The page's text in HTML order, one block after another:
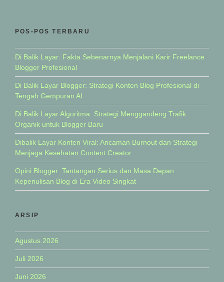
POS-POS TERBARU
Di Balik Layar: Fakta Sebenarnya Menjalani Karir Freelance
Blogger Profesional
Di Balik Layar Blogger: Strategi Konten Blog Profesional di
Tengah Gempuran AI
Di Balik Layar Algoritma: Strategi Menggandeng Trafik
Organik untuk Blogger Baru
Dibalik Layar Konten Viral: Ancaman Burnout dan Strategi
Menjaga Kesehatan Content Creator
Opini Blogger: Tantangan Serius dan Masa Depan
Kepenulisan Blog di Era Video Singkat
ARSIP
Agustus 2026
Juli 2026
Juni 2026